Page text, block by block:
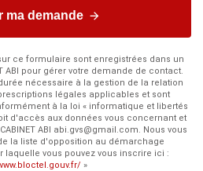
ma demande
ce formulaire sont enregistrées dans un
ABI pour gérer votre demande de contact.
nécessaire à la gestion de la relation
légales applicables et sont
à la loi « informatique et libertés
d'accès aux données vous concernant et
ABI abi.gvs@gmail.com. Nous vous
la liste d'opposition au démarchage
laquelle vous pouvez vous inscrire ici :
»